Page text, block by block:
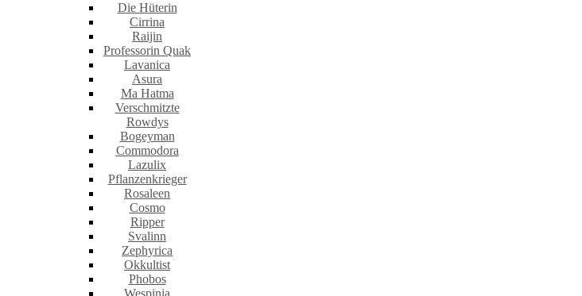
Die Hüterin
Cirrina
Raijin
Professorin Quak
Lavanica
Asura
Ma Hatma
Verschmitzte
Rowdys
Bogeyman
Commodora
Lazulix
Pflanzenkrieger
Rosaleen
Cosmo
Ripper
Svalinn
Zephyrica
Okkultist
Phobos